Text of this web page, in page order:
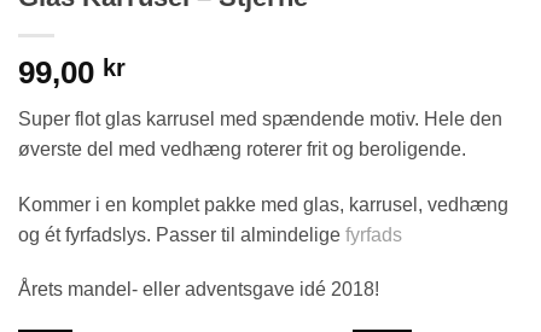
99,00 kr
Super flot glas karrusel med spændende motiv. Hele den
øverste del med vedhæng roterer frit og beroligende.
Kommer i en komplet pakke med glas, karrusel, vedhæng
og ét fyrfadslys. Passer til almindelige fyrfads
Årets mandel- eller adventsgave idé 2018!